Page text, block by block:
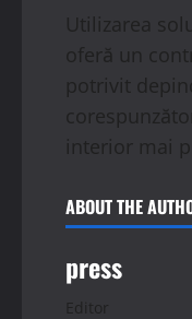
Utilizarea
oferă un
potrivit
interior mai
ABOUT THE
press
Editor